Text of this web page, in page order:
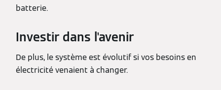
batterie.
Investir dans l'avenir
De plus, le système est évolutif si vos besoins en
électricité venaient à changer.